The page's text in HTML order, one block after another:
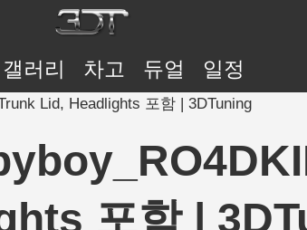
갤러리 차고 듀얼 일정
Lid, Headlights 포함 | 3DTuning
포함 |